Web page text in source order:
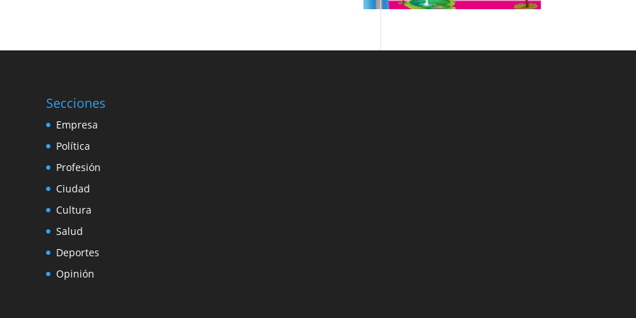
Secciones
Empresa
Política
Profesión
Ciudad
Cultura
Salud
Deportes
Opinión